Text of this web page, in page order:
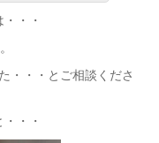
・・
・・・とご相談くださ
・・